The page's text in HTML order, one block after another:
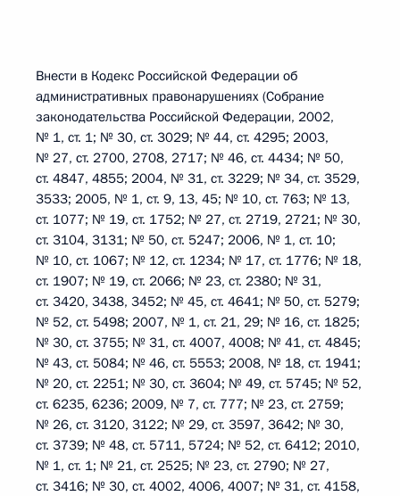
Внести в Кодекс Российской Федерации об
административных правонарушениях (Собрание
законодательства Российской Федерации, 2002,
№ 1, ст. 1; № 30, ст. 3029; № 44, ст. 4295; 2003,
№ 27, ст. 2700, 2708, 2717; № 46, ст. 4434; № 50,
ст. 4847, 4855; 2004, № 31, ст. 3229; № 34, ст. 3529,
3533; 2005, № 1, ст. 9, 13, 45; № 10, ст. 763; № 13,
ст. 1077; № 19, ст. 1752; № 27, ст. 2719, 2721; № 30,
ст. 3104, 3131; № 50, ст. 5247; 2006, № 1, ст. 10;
№ 10, ст. 1067; № 12, ст. 1234; № 17, ст. 1776; № 18,
ст. 1907; № 19, ст. 2066; № 23, ст. 2380; № 31,
ст. 3420, 3438, 3452; № 45, ст. 4641; № 50, ст. 5279;
№ 52, ст. 5498; 2007, № 1, ст. 21, 29; № 16, ст. 1825;
№ 30, ст. 3755; № 31, ст. 4007, 4008; № 41, ст. 4845;
№ 43, ст. 5084; № 46, ст. 5553; 2008, № 18, ст. 1941;
№ 20, ст. 2251; № 30, ст. 3604; № 49, ст. 5745; № 52,
ст. 6235, 6236; 2009, № 7, ст. 777; № 23, ст. 2759;
№ 26, ст. 3120, 3122; № 29, ст. 3597, 3642; № 30,
ст. 3739; № 48, ст. 5711, 5724; № 52, ст. 6412; 2010,
№ 1, ст. 1; № 21, ст. 2525; № 23, ст. 2790; № 27,
ст. 3416; № 30, ст. 4002, 4006, 4007; № 31, ст. 4158,